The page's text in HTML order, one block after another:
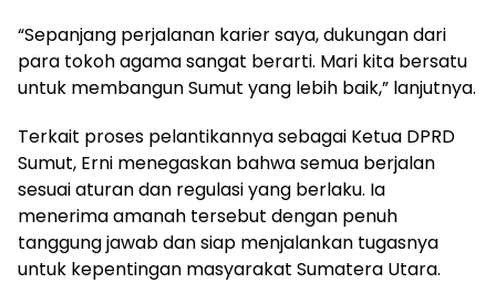
“Sepanjang perjalanan karier saya, dukungan dari
para tokoh agama sangat berarti. Mari kita bersatu
untuk membangun Sumut yang lebih baik,” lanjutnya.
Terkait proses pelantikannya sebagai Ketua DPRD
Sumut, Erni menegaskan bahwa semua berjalan
sesuai aturan dan regulasi yang berlaku. Ia
menerima amanah tersebut dengan penuh
tanggung jawab dan siap menjalankan tugasnya
untuk kepentingan masyarakat Sumatera Utara.